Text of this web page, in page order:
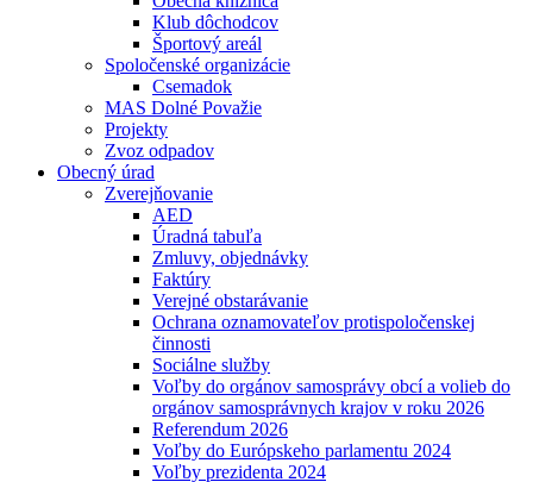
Klub dôchodcov
Športový areál
Spoločenské organizácie
Csemadok
MAS Dolné Považie
Projekty
Zvoz odpadov
Obecný úrad
Zverejňovanie
AED
Úradná tabuľa
Zmluvy, objednávky
Faktúry
Verejné obstarávanie
Ochrana oznamovateľov protispoločenskej
činnosti
Sociálne služby
Voľby do orgánov samosprávy obcí a volieb do
orgánov samosprávnych krajov v roku 2026
Referendum 2026
Voľby do Európskeho parlamentu 2024
Voľby prezidenta 2024